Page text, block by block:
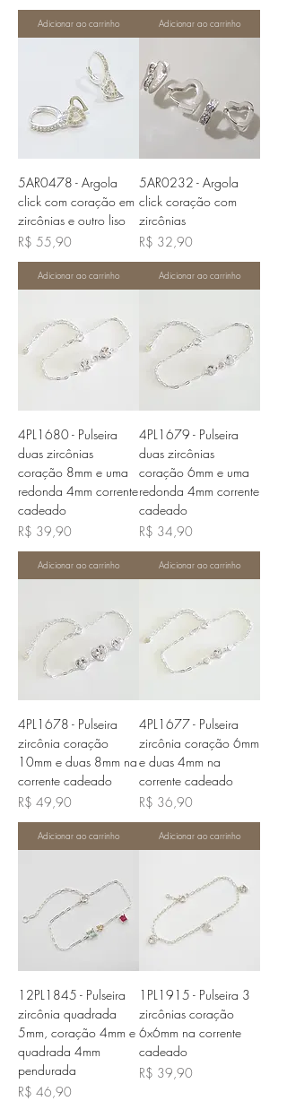
Adicionar ao carrinho Adicionar ao carrinho
5AR0478 - Argola
click com coração em
zircônias e outro liso
Preço
R$ 55,90
Adicionar ao carrinho
5AR0232 - Argola
click coração com
zircônias
Preço
R$ 32,90
Adicionar ao carrinho
4PL1680 - Pulseira
duas zircônias
coração 8mm e uma
redonda 4mm corrente
cadeado
Preço
R$ 39,90
Adicionar ao carrinho
4PL1679 - Pulseira
duas zircônias
coração 6mm e uma
redonda 4mm corrente
cadeado
Preço
R$ 34,90
Adicionar ao carrinho
4PL1678 - Pulseira
zircônia coração
10mm e duas 8mm na
corrente cadeado
Preço
R$ 49,90
Adicionar ao carrinho
4PL1677 - Pulseira
zircônia coração 6mm
e duas 4mm na
corrente cadeado
Preço
R$ 36,90
Adicionar ao carrinho
12PL1845 - Pulseira
zircônia quadrada
5mm, coração 4mm e
quadrada 4mm
pendurada
Preço
R$ 46,90
1PL1915 - Pulseira 3
zircônias coração
6x6mm na corrente
cadeado
Preço
R$ 39,90